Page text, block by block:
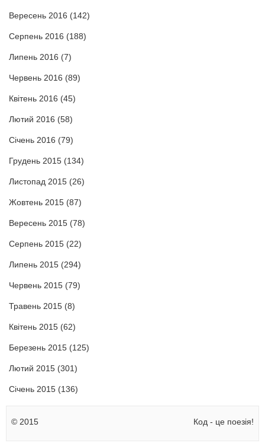
Вересень 2016 (142)
Серпень 2016 (188)
Липень 2016 (7)
Червень 2016 (89)
Квітень 2016 (45)
Лютий 2016 (58)
Січень 2016 (79)
Грудень 2015 (134)
Листопад 2015 (26)
Жовтень 2015 (87)
Вересень 2015 (78)
Серпень 2015 (22)
Липень 2015 (294)
Червень 2015 (79)
Травень 2015 (8)
Квітень 2015 (62)
Березень 2015 (125)
Лютий 2015 (301)
Січень 2015 (136)
© 2015 Код - це поезія!